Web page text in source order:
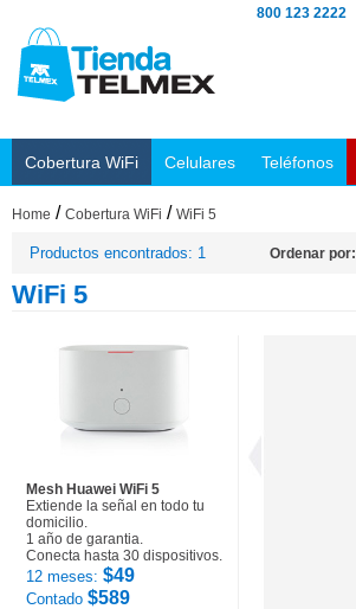
800 123 2222
Cobertura WiFi Celulares Teléfonos
Home / Cobertura WiFi / WiFi 5
Productos encontrados: 1 Ordenar por:
WiFi 5
Mesh Huawei WiFi 5
Extiende la señal en todo tu
domicilio.
1 año de garantia.
Conecta hasta 30 dispositivos.
12 meses: $49
Contado $589